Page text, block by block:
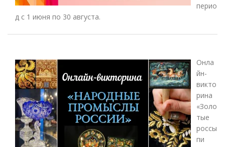
перио
д с 1 июня по 30 августа.
Онла
йн-
викто
рина
«Золо
тые
россы
пи